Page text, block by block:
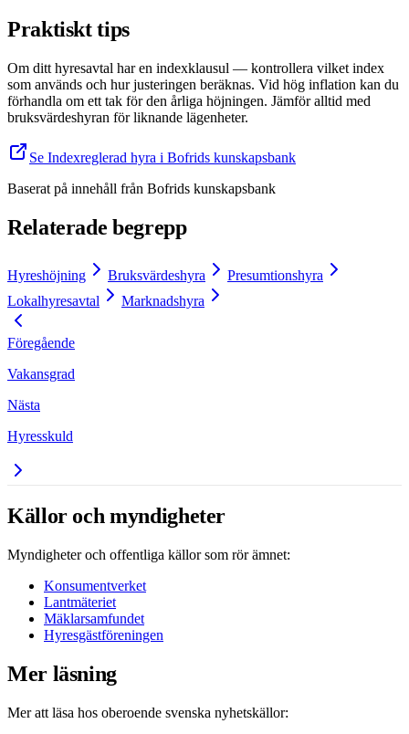
Praktiskt tips
Om ditt hyresavtal har en indexklausul — kontrollera vilket index
som används och hur justeringen beräknas. Vid hög inflation kan du
förhandla om ett tak för den årliga höjningen. Jämför alltid med
bruksvärdeshyran för liknande lägenheter.
Se Indexreglerad hyra i Bofrids kunskapsbank
Baserat på innehåll från Bofrids kunskapsbank
Relaterade begrepp
Hyreshöjning Bruksvärdeshyra
Presumtionshyra
Lokalhyresavtal
Marknadshyra
Föregående
Vakansgrad
Nästa
Hyresskuld
Källor och myndigheter
Myndigheter och offentliga källor som rör ämnet:
Konsumentverket
Lantmäteriet
Mäklarsamfundet
Hyresgästföreningen
Mer läsning
Mer att läsa hos oberoende svenska nyhetskällor: